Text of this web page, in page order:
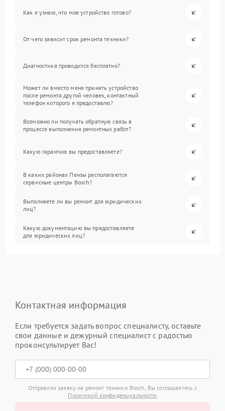
Как я узнаю, что мое устройство готово?
От чего зависит срок ремонта техники?
Диагностика проводится бесплатно?
Может ли вместо меня принять устройство
после ремонта другой человек, контактный
телефон которого я предоставлю?
Возможно ли получать обратную связь в
процессе выполнения ремонтных работ?
Какую гарантию вы предоставляете?
В каких районах Пензы располагаются
сервисные центры Bosch?
Выполняете ли вы ремонт для юридических
лиц?
Какую документацию вы предоставляете
для юридических лиц?
Контактная информация
Если требуется задать вопрос специалисту, оставьте
свои данные и дежурный специалист с радостью
проконсультирует Вас!
Отправляя заявку на ремонт техники Bosch, Вы соглашаетесь с
Политикой конфиденциальности